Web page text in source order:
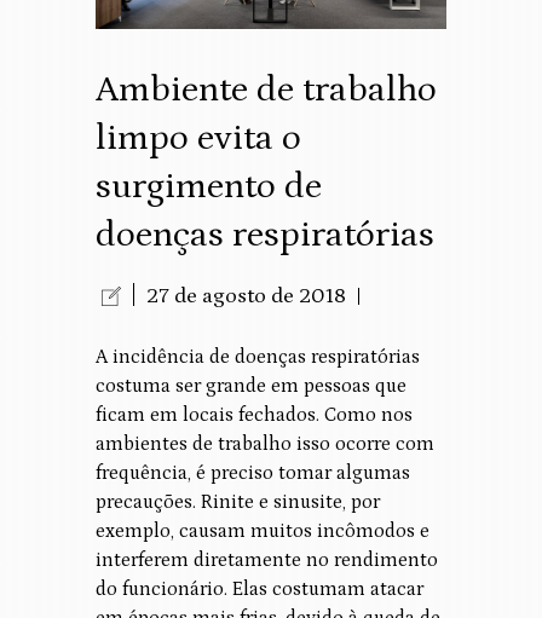
Ambiente de trabalho
limpo evita o
surgimento de
doenças respiratórias
27 de agosto de 2018
A incidência de doenças respiratórias
costuma ser grande em pessoas que
ficam em locais fechados. Como nos
ambientes de trabalho isso ocorre com
frequência, é preciso tomar algumas
precauções. Rinite e sinusite, por
exemplo, causam muitos incômodos e
interferem diretamente no rendimento
do funcionário. Elas costumam atacar